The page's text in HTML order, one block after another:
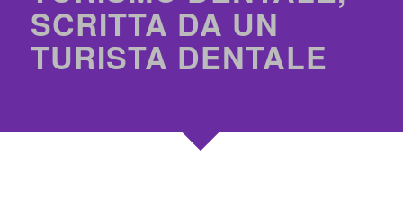
SCRITTA DA UN
TURISTA DENTALE